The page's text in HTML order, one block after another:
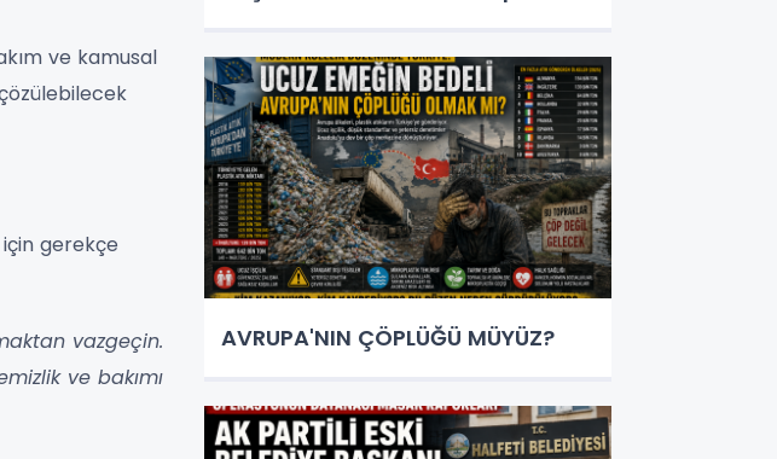
ve kamusal
gerekçe
vazgeçin.
ve bakımı
AVRUPA'NIN ÇÖPLÜĞÜ MÜYÜZ?